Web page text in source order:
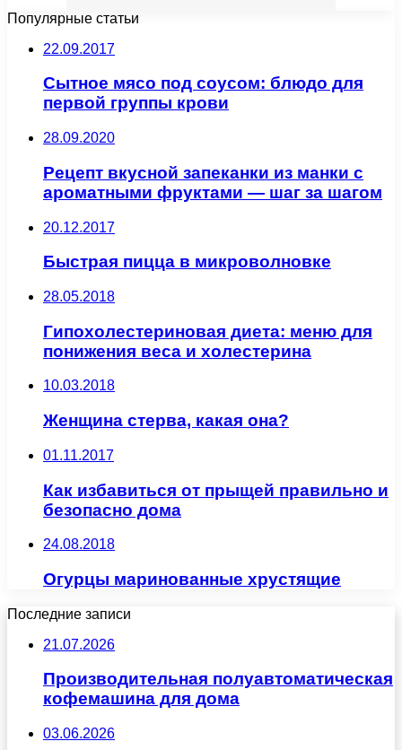
Популярные статьи
22.09.2017
Сытное мясо под соусом: блюдо для
первой группы крови
28.09.2020
Рецепт вкусной запеканки из манки с
ароматными фруктами — шаг за шагом
20.12.2017
Быстрая пицца в микроволновке
28.05.2018
Гипохолестериновая диета: меню для
понижения веса и холестерина
10.03.2018
Женщина стерва, какая она?
01.11.2017
Как избавиться от прыщей правильно и
безопасно дома
24.08.2018
Огурцы маринованные хрустящие
Последние записи
21.07.2026
Производительная полуавтоматическая
кофемашина для дома
03.06.2026